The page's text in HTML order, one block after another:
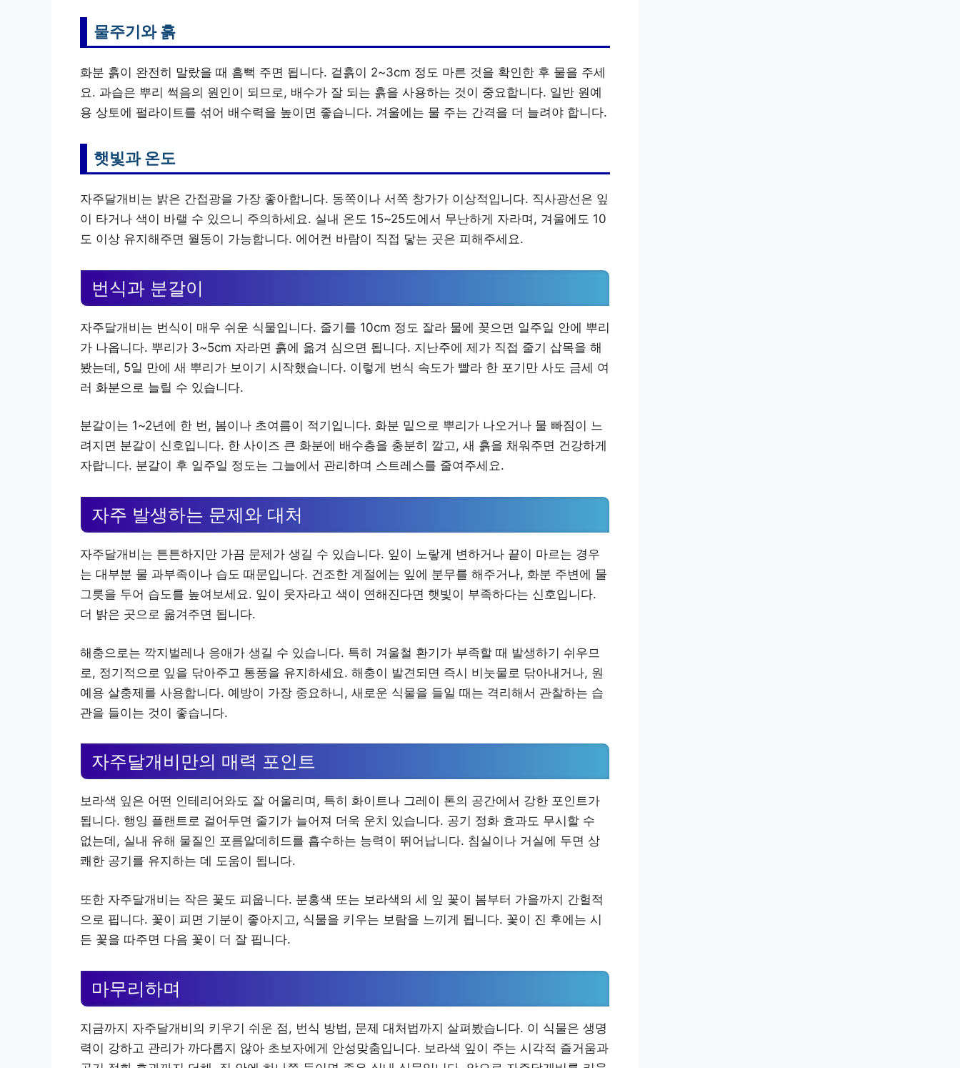
물주기와 흙
화분 흙이 완전히 말랐을 때 흠뻑 주면 됩니다. 겉흙이 2~3cm 정도 마른 것을 확인한 후 물을 주세
요. 과습은 뿌리 썩음의 원인이 되므로, 배수가 잘 되는 흙을 사용하는 것이 중요합니다. 일반 원예
용 상토에 펄라이트를 섞어 배수력을 높이면 좋습니다. 겨울에는 물 주는 간격을 더 늘려야 합니다.
햇빛과 온도
자주달개비는 밝은 간접광을 가장 좋아합니다. 동쪽이나 서쪽 창가가 이상적입니다. 직사광선은 잎
이 타거나 색이 바랠 수 있으니 주의하세요. 실내 온도 15~25도에서 무난하게 자라며, 겨울에도 10
도 이상 유지해주면 월동이 가능합니다. 에어컨 바람이 직접 닿는 곳은 피해주세요.
번식과 분갈이
자주달개비는 번식이 매우 쉬운 식물입니다. 줄기를 10cm 정도 잘라 물에 꽂으면 일주일 안에 뿌리
가 나옵니다. 뿌리가 3~5cm 자라면 흙에 옮겨 심으면 됩니다. 지난주에 제가 직접 줄기 삽목을 해
봤는데, 5일 만에 새 뿌리가 보이기 시작했습니다. 이렇게 번식 속도가 빨라 한 포기만 사도 금세 여
러 화분으로 늘릴 수 있습니다.
분갈이는 1~2년에 한 번, 봄이나 초여름이 적기입니다. 화분 밑으로 뿌리가 나오거나 물 빠짐이 느
려지면 분갈이 신호입니다. 한 사이즈 큰 화분에 배수층을 충분히 깔고, 새 흙을 채워주면 건강하게
자랍니다. 분갈이 후 일주일 정도는 그늘에서 관리하며 스트레스를 줄여주세요.
자주 발생하는 문제와 대처
자주달개비는 튼튼하지만 가끔 문제가 생길 수 있습니다. 잎이 노랗게 변하거나 끝이 마르는 경우
는 대부분 물 과부족이나 습도 때문입니다. 건조한 계절에는 잎에 분무를 해주거나, 화분 주변에 물
그릇을 두어 습도를 높여보세요. 잎이 웃자라고 색이 연해진다면 햇빛이 부족하다는 신호입니다.
더 밝은 곳으로 옮겨주면 됩니다.
해충으로는 깍지벌레나 응애가 생길 수 있습니다. 특히 겨울철 환기가 부족할 때 발생하기 쉬우므
로, 정기적으로 잎을 닦아주고 통풍을 유지하세요. 해충이 발견되면 즉시 비눗물로 닦아내거나, 원
예용 살충제를 사용합니다. 예방이 가장 중요하니, 새로운 식물을 들일 때는 격리해서 관찰하는 습
관을 들이는 것이 좋습니다.
자주달개비만의 매력 포인트
보라색 잎은 어떤 인테리어와도 잘 어울리며, 특히 화이트나 그레이 톤의 공간에서 강한 포인트가
됩니다. 행잉 플랜트로 걸어두면 줄기가 늘어져 더욱 운치 있습니다. 공기 정화 효과도 무시할 수
없는데, 실내 유해 물질인 포름알데히드를 흡수하는 능력이 뛰어납니다. 침실이나 거실에 두면 상
쾌한 공기를 유지하는 데 도움이 됩니다.
또한 자주달개비는 작은 꽃도 피웁니다. 분홍색 또는 보라색의 세 잎 꽃이 봄부터 가을까지 간헐적
으로 핍니다. 꽃이 피면 기분이 좋아지고, 식물을 키우는 보람을 느끼게 됩니다. 꽃이 진 후에는 시
든 꽃을 따주면 다음 꽃이 더 잘 핍니다.
마무리하며
지금까지 자주달개비의 키우기 쉬운 점, 번식 방법, 문제 대처법까지 살펴봤습니다. 이 식물은 생명
력이 강하고 관리가 까다롭지 않아 초보자에게 안성맞춤입니다. 보라색 잎이 주는 시각적 즐거움과